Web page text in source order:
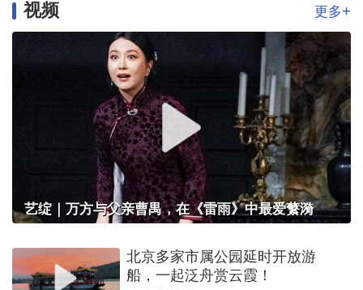
视频 更多+
艺绽｜万方与父亲曹禺，在《雷雨》中最爱蘩漪
北京多家市属公园延时开放游
船，一起泛舟赏云霞！